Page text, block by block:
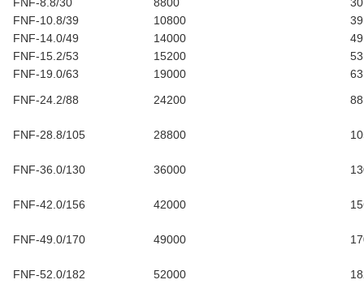
FNF-10.8/39
10800
39
FNF-14.0/49
14000
49
FNF-15.2/53
15200
53
FNF-19.0/63
19000
63
FNF-24.2/88
24200 88
FNF-28.8/105 28800
FNF-36.0/130 36000
FNF-42.0/156 42000
FNF-49.0/170 49000
FNF-52.0/182 52000